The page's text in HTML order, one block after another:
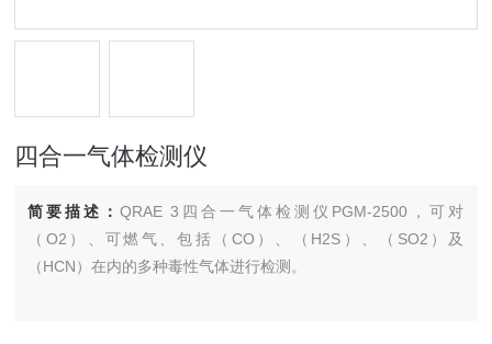
四合一气体检测仪
简要描述：QRAE 3四合一气体检测仪PGM-2500，可对
（O2）、可燃气、包括（CO）、（H2S）、（SO2）及
（HCN）在内的多种毒性气体进行检测。